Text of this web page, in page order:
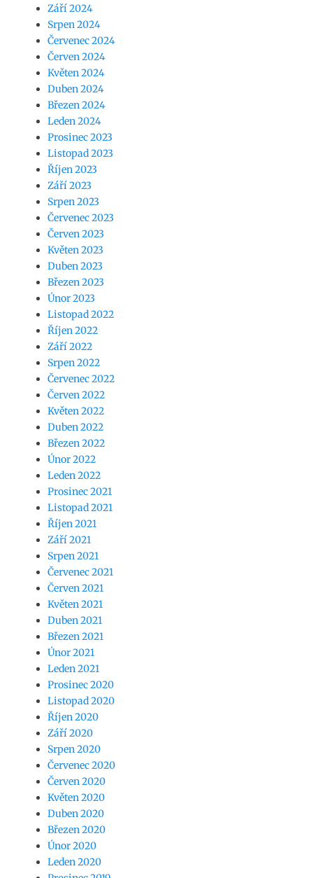
Září 2024
Srpen 2024
Červenec 2024
Červen 2024
Květen 2024
Duben 2024
Březen 2024
Leden 2024
Prosinec 2023
Listopad 2023
Říjen 2023
Září 2023
Srpen 2023
Červenec 2023
Červen 2023
Květen 2023
Duben 2023
Březen 2023
Únor 2023
Listopad 2022
Říjen 2022
Září 2022
Srpen 2022
Červenec 2022
Červen 2022
Květen 2022
Duben 2022
Březen 2022
Únor 2022
Leden 2022
Prosinec 2021
Listopad 2021
Říjen 2021
Září 2021
Srpen 2021
Červenec 2021
Červen 2021
Květen 2021
Duben 2021
Březen 2021
Únor 2021
Leden 2021
Prosinec 2020
Listopad 2020
Říjen 2020
Září 2020
Srpen 2020
Červenec 2020
Červen 2020
Květen 2020
Duben 2020
Březen 2020
Únor 2020
Leden 2020